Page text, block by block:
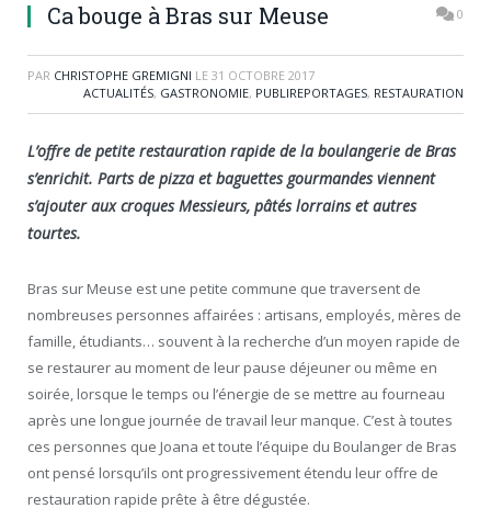
Ca bouge à Bras sur Meuse 0
PAR CHRISTOPHE GREMIGNI LE 31 OCTOBRE 2017
ACTUALITÉS, GASTRONOMIE, PUBLIREPORTAGES, RESTAURATION
L’offre de petite restauration rapide de la boulangerie de Bras
s’enrichit. Parts de pizza et baguettes gourmandes viennent
s’ajouter aux croques Messieurs, pâtés lorrains et autres
tourtes.
Bras sur Meuse est une petite commune que traversent de
nombreuses personnes affairées : artisans, employés, mères de
famille, étudiants… souvent à la recherche d’un moyen rapide de
se restaurer au moment de leur pause déjeuner ou même en
soirée, lorsque le temps ou l’énergie de se mettre au fourneau
après une longue journée de travail leur manque. C’est à toutes
ces personnes que Joana et toute l’équipe du Boulanger de Bras
ont pensé lorsqu’ils ont progressivement étendu leur offre de
restauration rapide prête à être dégustée.